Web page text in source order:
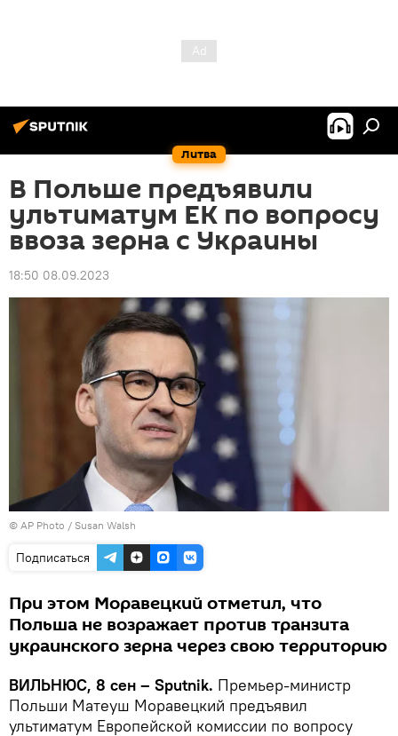
Литва
В Польше предъявили
ультиматум ЕК по вопросу
ввоза зерна с Украины
18:50 08.09.2023
© AP Photo / Susan Walsh
Подписаться
При этом Моравецкий отметил, что
Польша не возражает против транзита
украинского зерна через свою территорию
ВИЛЬНЮС, 8 сен – Sputnik. Премьер-министр
Польши Матеуш Моравецкий предъявил
ультиматум Европейской комиссии по вопросу